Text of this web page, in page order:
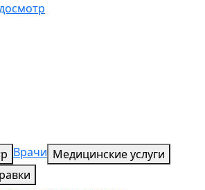
Врачи Медицинские услуги